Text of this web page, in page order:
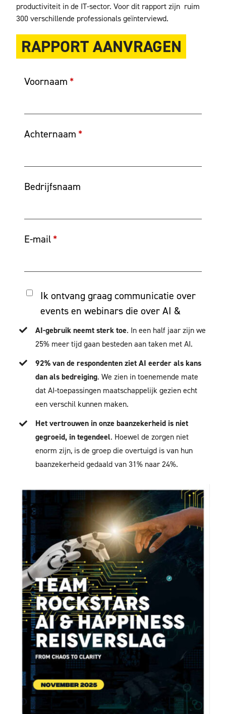
productiviteit in de IT-sector. Voor dit rapport zijn ruim
300 verschillende professionals geïnterviewd.
RAPPORT AANVRAGEN
AI-gebruik neemt sterk toe. In een half jaar zijn we
25% meer tijd gaan besteden aan taken met AI.
92% van de respondenten ziet AI eerder als kans
dan als bedreiging. We zien in toenemende mate
dat AI-toepassingen maatschappelijk gezien echt
een verschil kunnen maken.
Het vertrouwen in onze baanzekerheid is niet
gegroeid, in tegendeel. Hoewel de zorgen niet
enorm zijn, is de groep die overtuigd is van hun
baanzekerheid gedaald van 31% naar 24%.